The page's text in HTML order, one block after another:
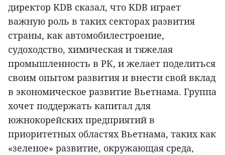
директор KDB сказал, что KDB играет
важную роль в таких секторах развития
страны, как автомобилестроение,
судоходство, химическая и тяжелая
промышленность в РК, и желает поделиться
своим опытом развития и внести свой вклад
в экономическое развитие Вьетнама. Группа
хочет поддержать капитал для
южнокорейских предприятий в
приоритетных областях Вьетнама, таких как
«зеленое» развитие, окружающая среда,